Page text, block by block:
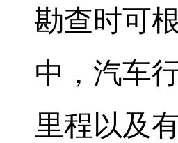
勘查时可
中，汽车
里程以及